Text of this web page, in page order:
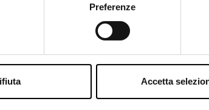
Preferenze
Accetta
Assistance
Livraison et retours